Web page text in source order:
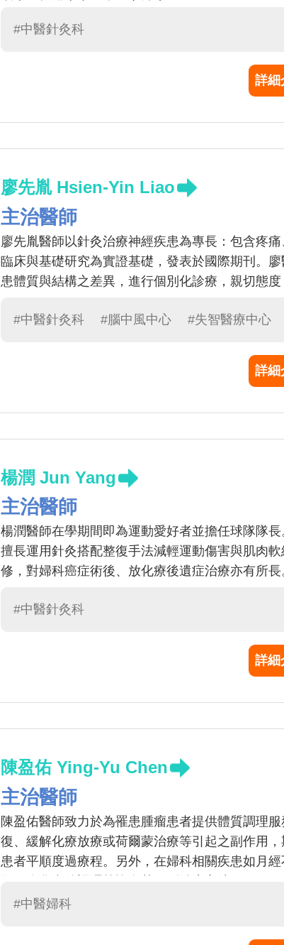
#中醫針灸科
詳細
廖先胤 Hsien-Yin Liao
主治醫師
廖先胤醫師以針灸治療神經疾患為專長：包含疼
臨床與基礎研究為實證基礎，發表於國際期刊。
患體質與結構之差異，進行個別化診療，親切態度
#中醫針灸科 #腦中風中心 #失智醫療中心
詳細
楊潤 Jun Yang
主治醫師
楊潤醫師在學期間即為運動愛好者並擔任球隊隊長
擅長運用針灸搭配整復手法減輕運動傷害與肌肉
修，對婦科癌症術後、放化療後遺症治療亦有所長
#中醫針灸科
詳細
陳盈佑 Ying-Yu Chen
主治醫師
陳盈佑醫師致力於為罹患腫瘤患者提供體質調理
復、緩解化療放療或荷爾蒙治療等引起之副作用
患者平順度過療程。另外，在婦科相關疾患如月
#中醫婦科